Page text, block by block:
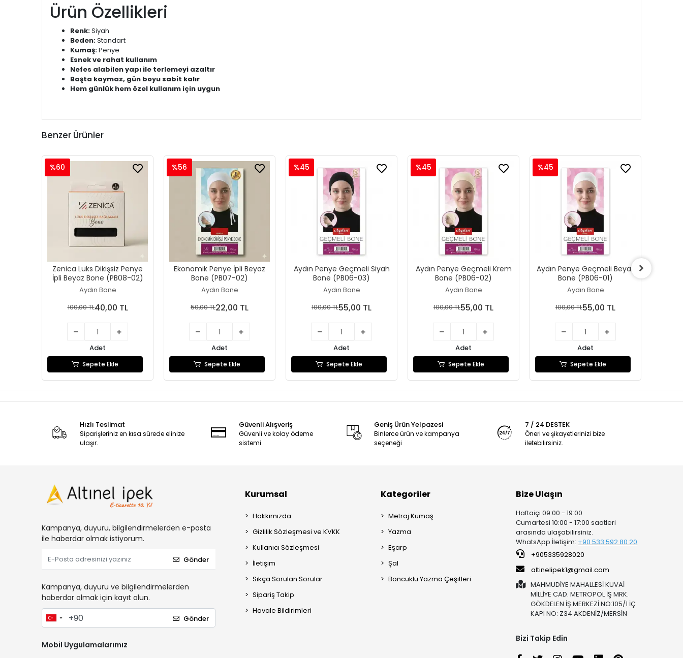
Ürün Özellikleri
Renk:Siyah
Beden:Standart
Kumaş:Penye
Esnek ve rahat kullanım
Nefes alabilen yapı ile terlemeyi azaltır
Başta kaymaz, gün boyu sabit kalır
Hem günlük hem özel kullanım için uygun
Benzer Ürünler
Zenica Lüks Dikişsiz Penye
İpli Beyaz Bone (PB08-02)
Aydın Bone
%60
100,00 TL40,00 TL
Adet
Sepete Ekle
Ekonomik Penye İpli Beyaz
Bone (PB07-02)
Aydın Bone
%56
50,00 TL22,00 TL
Adet
Sepete Ekle
Aydın Penye Geçmeli Siyah
Bone (PB06-03)
Aydın Bone
%45
100,00 TL55,00 TL
Adet
Sepete Ekle
Aydın Penye Geçmeli Krem
Bone (PB06-02)
Aydın Bone
%45
100,00 TL55,00 TL
Adet
Sepete Ekle
Aydın Penye Geçmeli Beyaz
Bone (PB06-01)
Aydın Bone
%45
100,00 TL55,00 TL
Adet
Sepete Ekle
Hızlı Teslimat
Siparişleriniz en kısa sürede elinize
ulaşır.
Güvenli Alışveriş
Güvenli ve kolay ödeme
sistemi
Geniş Ürün Yelpazesi
Binlerce ürün ve kampanya
seçeneği
7 / 24 DESTEK
Öneri ve şikayetlerinizi bize
iletebilirsiniz.
Kampanya, duyuru, bilgilendirmelerden e-posta
ile haberdar olmak istiyorum.
Gönder
Kampanya, duyuru ve bilgilendirmelerden
haberdar olmak için kayıt olun.
Gönder
Mobil Uygulamalarımız
Kurumsal
Hakkımızda
Gizlilik Sözleşmesi ve KVKK
Kullanıcı Sözleşmesi
İletişim
Sıkça Sorulan Sorular
Sipariş Takip
Havale Bildirimleri
Kategoriler
Metraj Kumaş
Yazma
Eşarp
Şal
Boncuklu Yazma Çeşitleri
Bize Ulaşın
Haftaiçi 09:00 - 19:00
Cumartesi 10:00 - 17:00 saatleri
arasında ulaşabilirsiniz.
WhatsApp İletişim: +90 533 592 80 20
+905335928020
altinelipek1@gmail.com
MAHMUDİYE MAHALLESİ KUVAİ
MİLLİYE CAD. METROPOL İŞ MRK.
GÖKDELEN İŞ MERKEZİ NO:105/1 İÇ
KAPI NO: Z34 AKDENİZ/MERSİN
Bizi Takip Edin